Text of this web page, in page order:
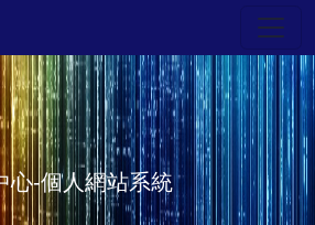
心-個人網站系統